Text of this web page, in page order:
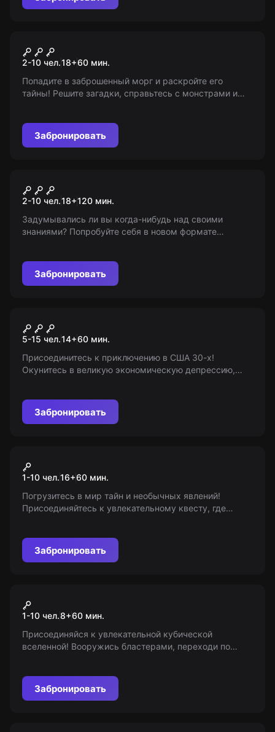
Выжить до утра
2-10 чел.18+60 мин.
Попадите в заброшенный морг и раскройте его
тайны! Решите загадки, справьтесь с монстрами и
Забронировать
Wow Quiz
2-10 чел.18+120 мин.
Задумывались ли вы когда-нибудь над своими
знаниями? Попробуйте себя в новом формате
Забронировать
Тайник Клайда
5-15 чел.14+60 мин.
Присоединитесь к приключению в США 30-х!
Окунитесь в великую экономическую депрессию,
Забронировать
Kernel. Сonfrontation
1-10 чел.16+60 мин.
Погрузитесь в мир тайн и необычных явлений!
Присоединяйтесь к увлекательному квесту, где
Забронировать
Cubes
1-10 чел.8+60 мин.
Присоединяйся к увлекательной кубической
вселенной! Вооружись бластерами, переходи по
- выбор за тобой!
Забронировать